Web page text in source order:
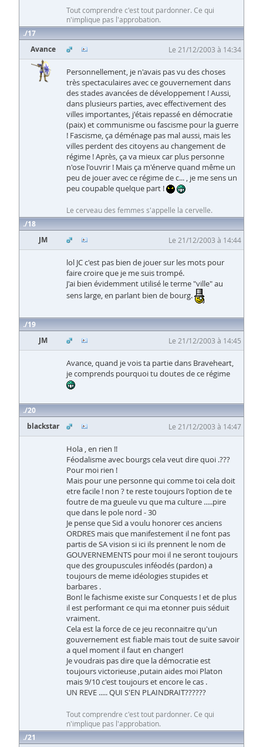
Tout comprendre c'est tout pardonner. Ce qui
n'implique pas l'approbation.
17
Avance
Le 21/12/2003 à 14:34
Personnellement, je n'avais pas vu des choses
très spectaculaires avec ce gouvernement dans
des stades avancées de développement ! Aussi,
dans plusieurs parties, avec effectivement des
villes importantes, j'étais repassé en démocratie
(paix) et communisme ou fascisme pour la guerre
! Fascisme, ça déménage pas mal aussi, mais les
villes perdent des citoyens au changement de
régime ! Après, ça va mieux car plus personne
n'ose l'ouvrir ! Mais ça m'énerve quand même un
peu de jouer avec ce régime de c... , je me sens un
peu coupable quelque part !
Le cerveau des femmes s'appelle la cervelle.
18
JM
Le 21/12/2003 à 14:44
lol JC c'est pas bien de jouer sur les mots pour
faire croire que je me suis trompé.
J'ai bien évidemment utilisé le terme "ville" au
sens large, en parlant bien de bourg.
19
JM
Le 21/12/2003 à 14:45
Avance, quand je vois ta partie dans Braveheart,
je comprends pourquoi tu doutes de ce régime
20
blackstar
Le 21/12/2003 à 14:47
Hola , en rien !!
Féodalisme avec bourgs cela veut dire quoi .???
Pour moi rien !
Mais pour une personne qui comme toi cela doit
etre facile ! non ? te reste toujours l'option de te
foutre de ma gueule vu que ma culture .....pire
que dans le pole nord - 30
Je pense que Sid a voulu honorer ces anciens
ORDRES mais que manifestement il ne font pas
partis de SA vision si ici ils prennent le nom de
GOUVERNEMENTS pour moi il ne seront toujours
que des groupuscules inféodés (pardon) a
toujours de meme idéologies stupides et
barbares .
Bon! le fachisme existe sur Conquests ! et de plus
il est performant ce qui ma etonner puis séduit
vraiment.
Cela est la force de ce jeu reconnaitre qu'un
gouvernement est fiable mais tout de suite savoir
a quel moment il faut en changer!
Je voudrais pas dire que la démocratie est
toujours victorieuse ,putain aides moi Platon
mais 9/10 c'est toujours et encore le cas .
UN REVE ..... QUI S'EN PLAINDRAIT??????
Tout comprendre c'est tout pardonner. Ce qui
n'implique pas l'approbation.
21